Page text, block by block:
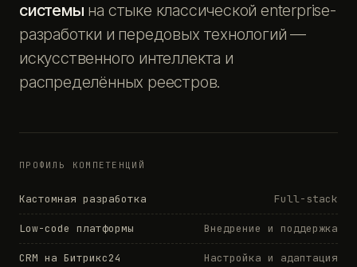
системы на стыке классической enterprise-
разработки и передовых технологий —
искусственного интеллекта и
распределённых реестров.
ПРОФИЛЬ КОМПЕТЕНЦИЙ
Кастомная разработка Full-stack
Low-code платформы Внедрение и поддержка
CRM на Битрикс24 Настройка и адаптация